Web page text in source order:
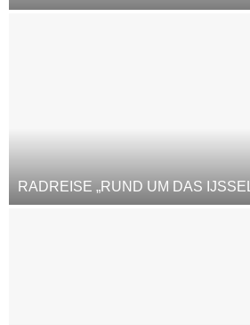
RADREISE „RUND UM DAS